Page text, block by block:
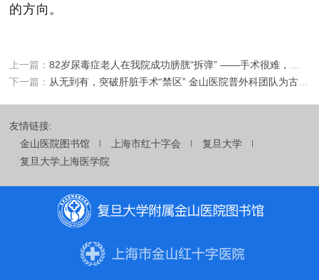
的方向。
上一篇：82岁尿毒症老人在我院成功膀胱“拆弹” ——手术很难，但我信任你们！
下一篇： 从无到有，突破肝脏手术“禁区” 金山医院普外科团队为古稀老人完成肝尾状叶肿瘤切除
友情链接:
金山医院图书馆
上海市红十字会
复旦大学
复旦大学上海医学院